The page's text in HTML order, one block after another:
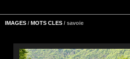
IMAGES / MOTS CLES / savoie